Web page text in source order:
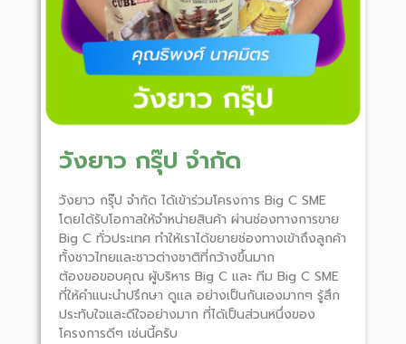
วังยาว กรุ๊ป จำกัด
วังยาว กรุ๊ป จำกัด ได้เข้าร่วมโครงการ Big C SME
โดยได้รับโอกาสให้จำหน่ายสินค้า ผ่านช่องทางการขาย
Big C ทั่วประเทศ ทำให้เราได้ขยายช่องทางเข้าถึงลูกค้า
ทั้งชาวไทยและชาวต่างชาติที่กว้างขึ้นมาก
ต้องขอขอบคุณ ผู้บริหาร Big C และ ทีม Big C SME
ที่ให้คำแนะนำปรึกษา ดูแล อย่างเป็นกันเองมากๆ รู้สึก
ประทับใจและดีใจอย่างมาก ที่ได้เป็นส่วนหนึ่งของ
โครงการดีๆ เช่นนี้ครับ